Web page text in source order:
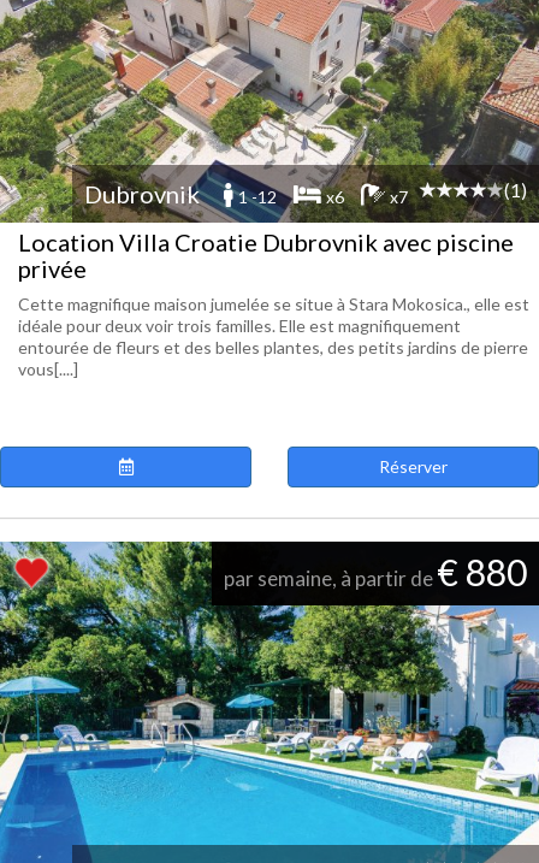
Dubrovnik 1 -12 x6 x7 (1)
Location Villa Croatie Dubrovnik avec piscine
privée
Cette magnifique maison jumelée se situe à Stara Mokosica., elle est
idéale pour deux voir trois familles. Elle est magnifiquement
entourée de fleurs et des belles plantes, des petits jardins de pierre
vous[....]
Réserver
par semaine, à partir de€ 880